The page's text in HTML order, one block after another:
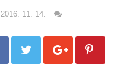
2016. 11. 14.